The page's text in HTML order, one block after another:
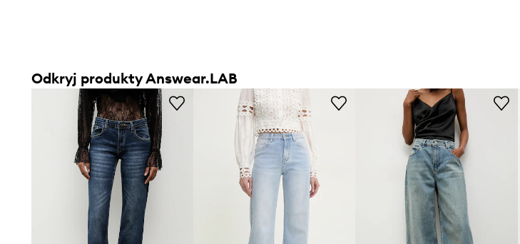
Odkryj produkty Answear.LAB